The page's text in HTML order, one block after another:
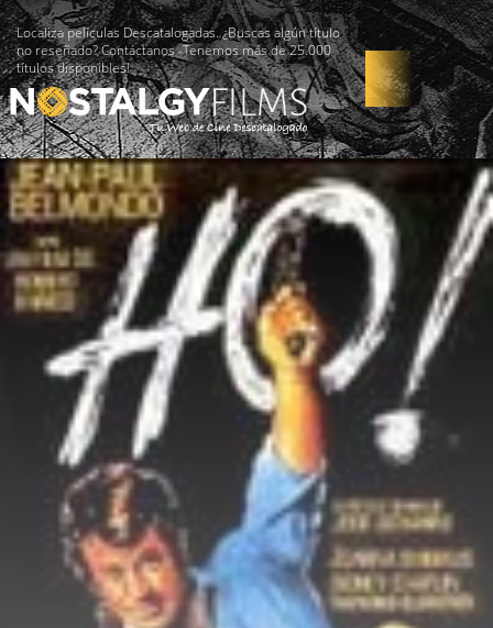
Localiza películas Descatalogadas. ¿Buscas algún título
no reseñado? Contáctanos -Tenemos más de 25.000
títulos disponibles!